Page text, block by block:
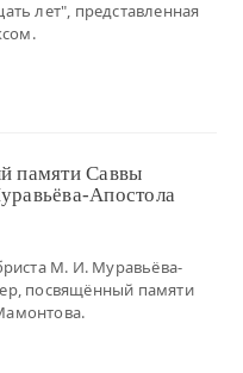
лет", представленная
памяти Саввы
Апостола
М. И. Муравьёва-
посвящённый памяти